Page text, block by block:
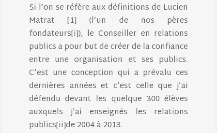
Si l’on se réfère aux définitions de Lucien
Matrat [1] (l’un de nos pères
fondateurs[i]), le Conseiller en relations
publics a pour but de créer de la confiance
entre une organisation et ses publics.
C’est une conception qui a prévalu ces
dernières années et c’est celle que j’ai
défendu devant les quelque 300 élèves
auxquels j’ai enseignés les relations
publics[ii]de 2004 à 2013.